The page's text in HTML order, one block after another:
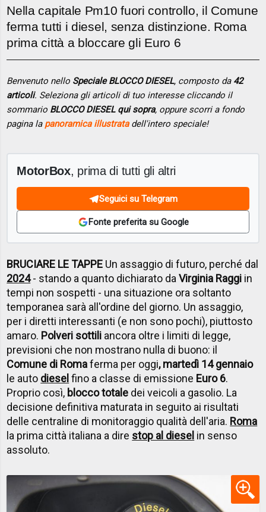
Nella capitale Pm10 fuori controllo, il Comune
ferma tutti i diesel, senza distinzione. Roma
prima città a bloccare gli Euro 6
Benvenuto nello Speciale BLOCCO DIESEL, composto da 42
articoli. Seleziona gli articoli di tuo interesse cliccando il
sommario BLOCCO DIESEL qui sopra, oppure scorri a fondo
pagina la panoramica illustratadell'intero speciale!
MotorBox, prima di tutti gli altri
Seguici su Telegram
Fonte preferita su Google
BRUCIARE LE TAPPE Un assaggio di futuro, perché dal
2024- stando a quanto dichiarato daVirginia Raggi in
tempi non sospetti - una situazione ora soltanto
temporanea sarà all'ordine del giorno. Un assaggio,
per i diretti interessanti (e non sono pochi), piuttosto
amaro. Polveri sottili ancora oltre i limiti di legge,
previsioni che non mostrano nulla di buono: il
Comune di Romaferma per oggi, martedì 14 gennaio
le auto diesel fino a classe di emissione Euro 6.
Proprio così, blocco totale dei veicoli a gasolio. La
decisione definitiva maturata in seguito ai risultati
delle centraline di monitoraggio qualità dell'aria. Roma
la prima città italiana a dire stop al diesel in senso
assoluto.